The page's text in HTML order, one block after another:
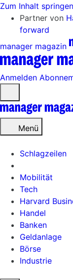
Zum Inhalt springen
Partner von
forward
manager magazin
Anmelden
öffnen
Menü
Schlagzeilen
Mobilität
Tech
Harvard
Handel
Banken
Geldanlage
Börse
Industrie